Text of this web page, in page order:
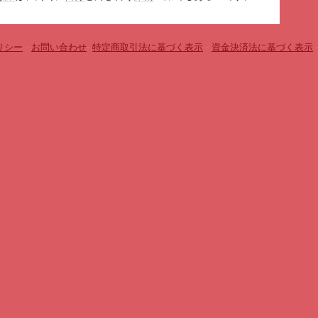
シー - お問い合わせ- 特定商取引法に基づく表示 - 資金決済法に基づく表示 -